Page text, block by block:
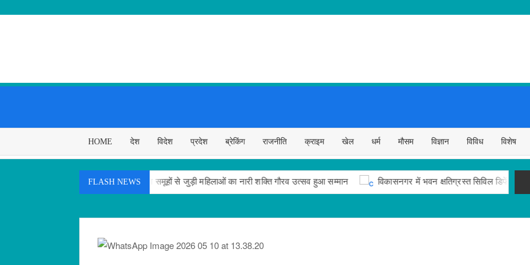
HOME देश विदेश प्रदेश ब्रेकिंग राजनीति क्राइम खेल धर्म मौसम विज्ञान विविध विशेष
FLASH NEWS
स्वयं सहायता समूहों से जुड़ी महिलाओं का नारी शक्ति गौरव उत्सव हुआ सम्मान विकासनगर में भवन क्षतिग्रस्त सिविल डिफेंस और पुलिस ने